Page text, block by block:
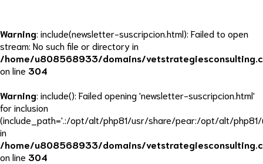
Warning: include(newsletter-suscripcion.html): Failed to open
stream: No such file or directory in
/home/u808568933/domains/
on line 304
Warning: include(): Failed opening 'newsletter-suscripcion.html'
for inclusion
(include_path='.:/opt/alt/php81/usr/share/pear:/opt/alt/
in
/home/u808568933/domains/
on line 304